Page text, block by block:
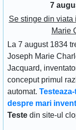
7
Se stinge din viata
Marie
La 7 august 1834
Joseph Marie
Jacquard,
conceput primul
automat.
despre mari
Teste din site-ul